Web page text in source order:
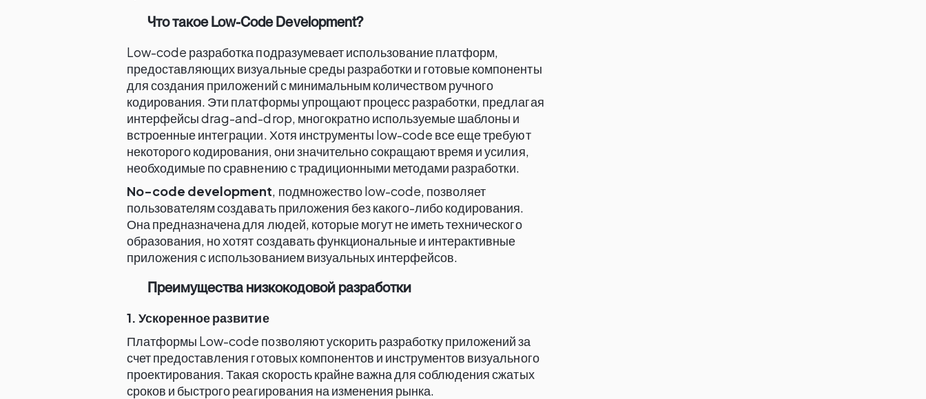
Что такое Low-Code Development?
Low-code разработка подразумевает использование платформ,
предоставляющих визуальные среды разработки и готовые компоненты
для создания приложений с минимальным количеством ручного
кодирования. Эти платформы упрощают процесс разработки, предлагая
интерфейсы drag-and-drop, многократно используемые шаблоны и
встроенные интеграции. Хотя инструменты low-code все еще требуют
некоторого кодирования, они значительно сокращают время и усилия,
необходимые по сравнению с традиционными методами разработки.
No-code development, подмножество low-code, позволяет
пользователям создавать приложения без какого-либо кодирования.
Она предназначена для людей, которые могут не иметь технического
образования, но хотят создавать функциональные и интерактивные
приложения с использованием визуальных интерфейсов.
Преимущества низкокодовой разработки
1. Ускоренное развитие
Платформы Low-code позволяют ускорить разработку приложений за
счет предоставления готовых компонентов и инструментов визуального
проектирования. Такая скорость крайне важна для соблюдения сжатых
сроков и быстрого реагирования на изменения рынка.